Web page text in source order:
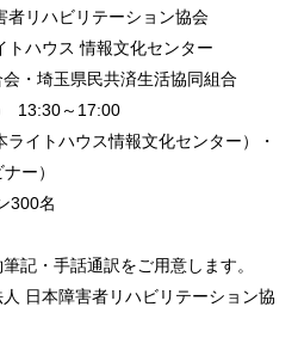
者リハビリテーション協会
ハウス 情報文化センター
・埼玉県民共済生活協同組合
13:30～17:00
イトハウス情報文化センター）・
ー）
300名
記・手話通訳をご用意します。
日本障害者リハビリテーション協